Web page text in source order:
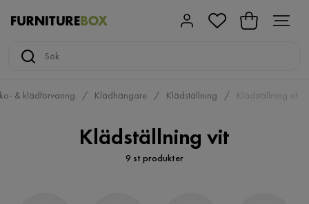
& klädförvaring Klädhängare Klädställning Klädställning vit
Klädställning vit
9 st produkter